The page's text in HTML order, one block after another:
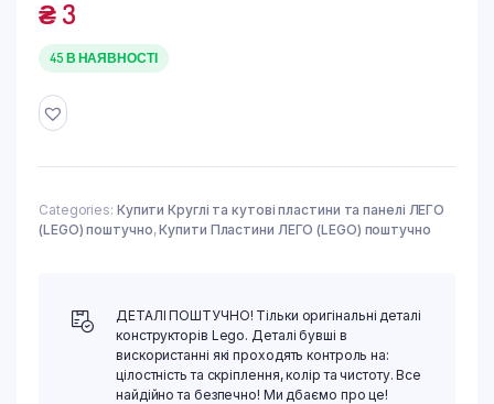
₴3
45 В НАЯВНОСТІ
Categories: Купити Круглі та кутові пластини та панелі ЛЕГО
(LEGO) поштучно,Купити Пластини ЛЕГО (LEGO) поштучно
ДЕТАЛІ ПОШТУЧНО! Тільки оригінальні деталі
конструкторів Lego. Деталі бувші в
вискористанні які проходять контроль на:
цілостність та скріплення, колір та чистоту. Все
найдійно та безпечно! Ми дбаємо про це!